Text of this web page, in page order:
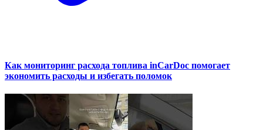
Как мониторинг расхода топлива inCarDoc помогает
экономить расходы и избегать поломок